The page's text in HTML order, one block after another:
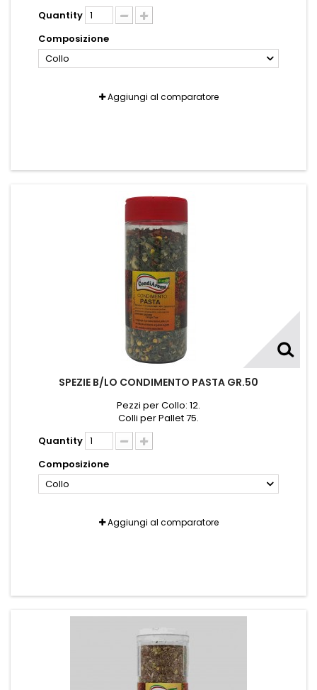
Quantity
Composizione
Collo
Aggiungi al comparatore
SPEZIE B/LO CONDIMENTO PASTA GR.50
Pezzi per Collo: 12.
Colli per Pallet 75.
Quantity
Composizione
Collo
Aggiungi al comparatore